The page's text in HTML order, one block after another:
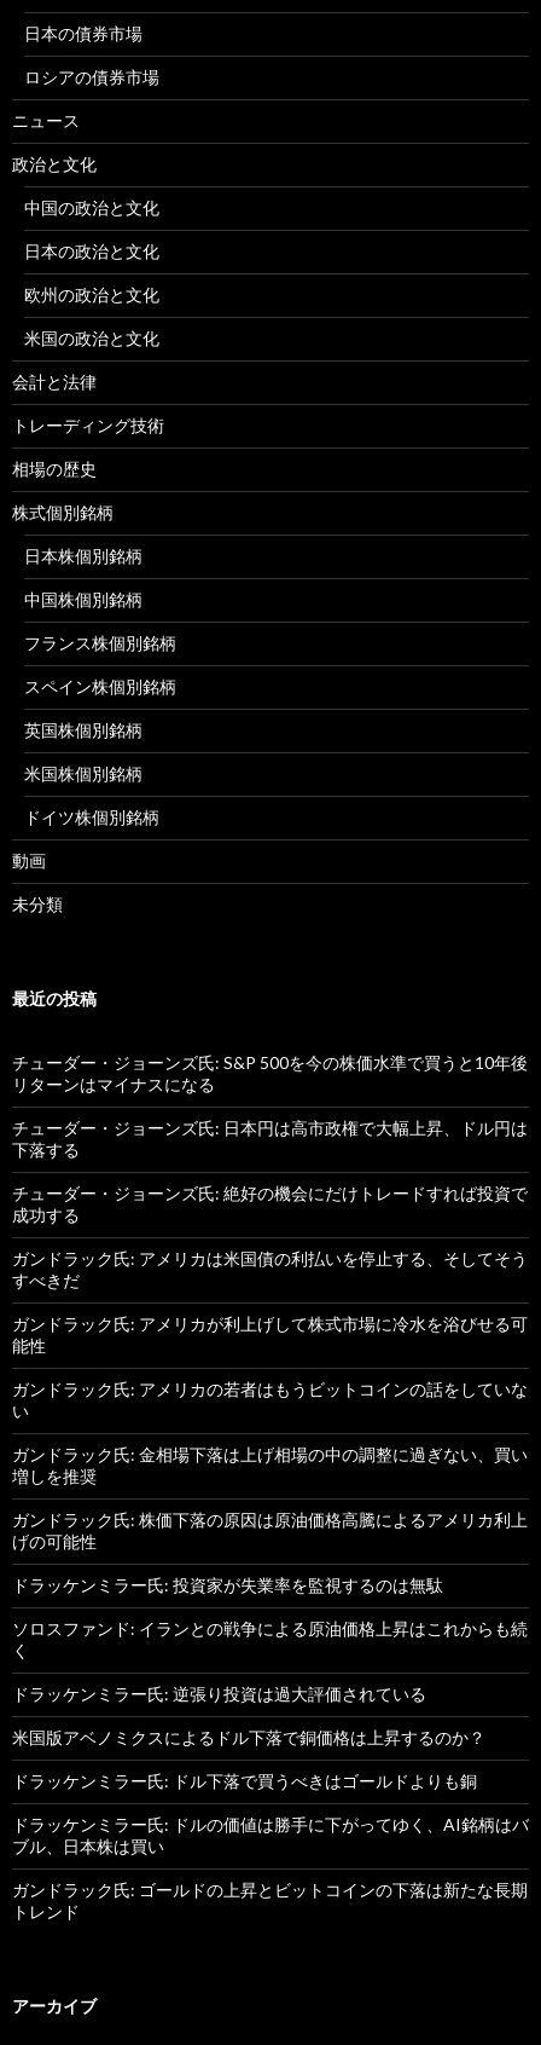
日本の債券市場
ロシアの債券市場
ニュース
政治と文化
中国の政治と文化
日本の政治と文化
欧州の政治と文化
米国の政治と文化
会計と法律
トレーディング技術
相場の歴史
株式個別銘柄
日本株個別銘柄
中国株個別銘柄
フランス株個別銘柄
スペイン株個別銘柄
英国株個別銘柄
米国株個別銘柄
ドイツ株個別銘柄
動画
未分類
最近の投稿
チューダー・ジョーンズ氏: S&P 500を今の株価水準で買うと10年後
リターンはマイナスになる
チューダー・ジョーンズ氏: 日本円は高市政権で大幅上昇、ドル円は
下落する
チューダー・ジョーンズ氏: 絶好の機会にだけトレードすれば投資で
成功する
ガンドラック氏: アメリカは米国債の利払いを停止する、そしてそう
すべきだ
ガンドラック氏: アメリカが利上げして株式市場に冷水を浴びせる可
能性
ガンドラック氏: アメリカの若者はもうビットコインの話をしていな
い
ガンドラック氏: 金相場下落は上げ相場の中の調整に過ぎない、買い
増しを推奨
ガンドラック氏: 株価下落の原因は原油価格高騰によるアメリカ利上
げの可能性
ドラッケンミラー氏: 投資家が失業率を監視するのは無駄
ソロスファンド: イランとの戦争による原油価格上昇はこれからも続
く
ドラッケンミラー氏: 逆張り投資は過大評価されている
米国版アベノミクスによるドル下落で銅価格は上昇するのか？
ドラッケンミラー氏: ドル下落で買うべきはゴールドよりも銅
ドラッケンミラー氏: ドルの価値は勝手に下がってゆく、AI銘柄はバ
ブル、日本株は買い
ガンドラック氏: ゴールドの上昇とビットコインの下落は新たな長期
トレンド
アーカイブ